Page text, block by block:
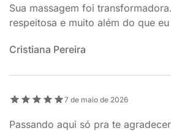
Sua massagem foi
respeitosa e muito além do que
Cristiana Pereira
7 de maio de 2026
Passando aqui só pra te